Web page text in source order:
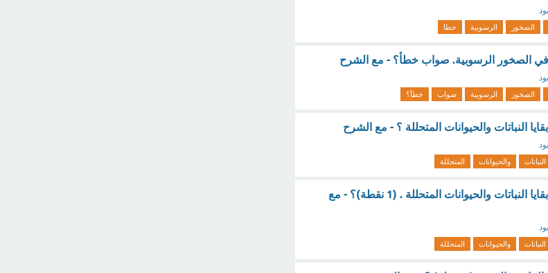
الصخور الرسوبية خطا
في الصخور الرسوبية. صواب خطأ؟ - مع الشرح
الصخور الرسوبية صواب خطأ؟
النباتات والحيوانات المتحللة ؟ - مع الشرح
النباتات والحيوانات المتحللة
طبقة من طبقات التربة تحتوي على بقايا النباتات والحيوانات المتحللة . (1 نقطة)؟ - مع
النباتات والحيوانات المتحللة